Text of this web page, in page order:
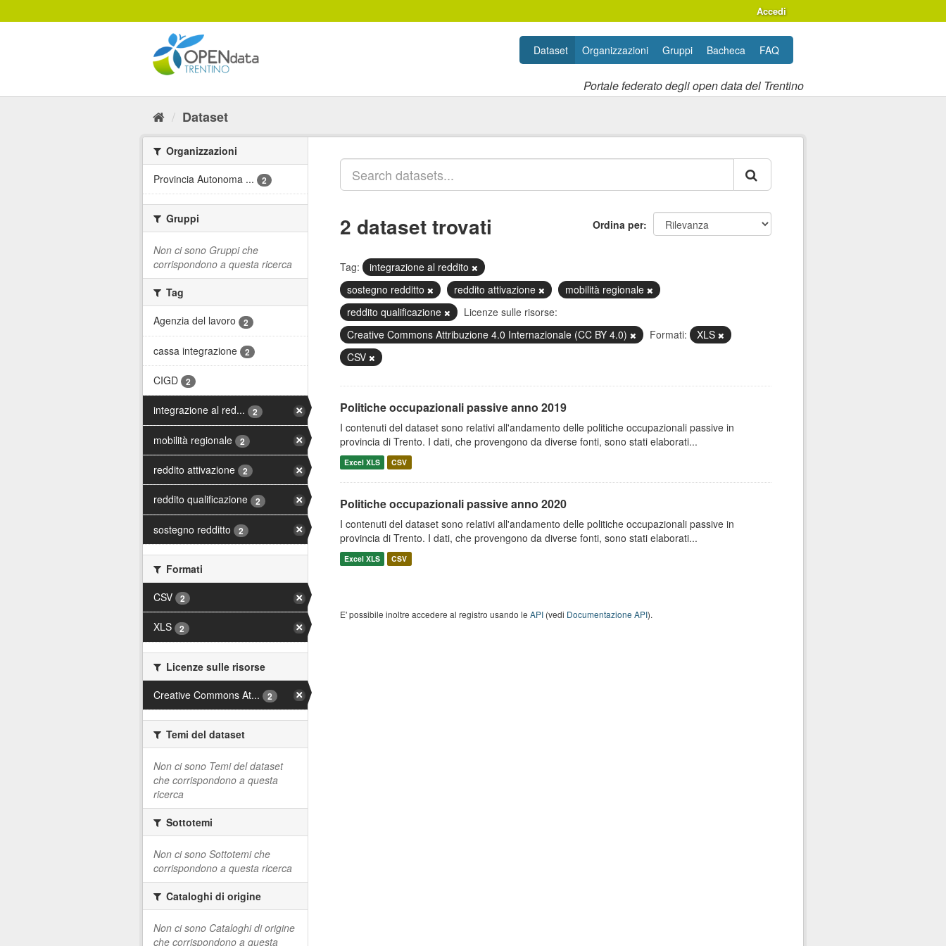
al
Accedi
Portale federato degli open data del Trentino
Dataset Organizzazioni Gruppi Bacheca FAQ
Dataset
Organizzazioni
Provincia Autonoma ...
2
Gruppi
Non ci sono Gruppi che
corrispondono a questa ricerca
Tag
Agenzia del lavoro
2
cassa integrazione 2
CIGD 2
integrazione al red... 2
mobilità regionale 2
reddito attivazione 2
reddito qualificazione 2
sostegno redditto 2
Formati
CSV
2
XLS 2
Licenze sulle risorse
Creative Commons At...
2
Temi del dataset
Non ci sono Temi del dataset
che corrispondono a questa
ricerca
Sottotemi
Non ci sono Sottotemi che
corrispondono a questa ricerca
Cataloghi di origine
Non ci sono Cataloghi di origine
che corrispondono a questa
Ordina per
2 dataset trovati
Tag:
integrazione al reddito
sostegno redditto
reddito attivazione
mobilità regionale
reddito qualificazione
Licenze sulle risorse:
Creative Commons Attribuzione 4.0 Internazionale (CC BY 4.0)
Formati:
XLS
CSV
Politiche occupazionali passive anno 2019
I contenuti del dataset sono relativi all'andamento delle politiche occupazionali passive in
provincia di Trento. I dati, che provengono da diverse fonti, sono stati elaborati...
Excel XLS CSV
Politiche occupazionali passive anno 2020
I contenuti del dataset sono relativi all'andamento delle politiche occupazionali passive in
provincia di Trento. I dati, che provengono da diverse fonti, sono stati elaborati...
Excel XLS CSV
E' possibile inoltre accedere al registro usando le API(vedi Documentazione API).